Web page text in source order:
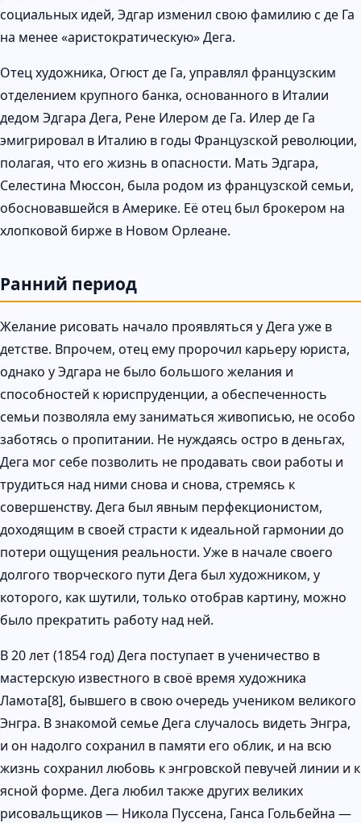
социальных идей, Эдгар изменил свою фамилию с де Га
на менее «аристократическую» Дега.
Отец художника, Огюст де Га, управлял французским
отделением крупного банка, основанного в Италии
дедом Эдгара Дега, Рене Илером де Га. Илер де Га
эмигрировал в Италию в годы Французской революции,
полагая, что его жизнь в опасности. Мать Эдгара,
Селестина Мюссон, была родом из французской семьи,
обосновавшейся в Америке. Её отец был брокером на
хлопковой бирже в Новом Орлеане.
Ранний период
Желание рисовать начало проявляться у Дега уже в
детстве. Впрочем, отец ему пророчил карьеру юриста,
однако у Эдгара не было большого желания и
способностей к юриспруденции, а обеспеченность
семьи позволяла ему заниматься живописью, не особо
заботясь о пропитании. Не нуждаясь остро в деньгах,
Дега мог себе позволить не продавать свои работы и
трудиться над ними снова и снова, стремясь к
совершенству. Дега был явным перфекционистом,
доходящим в своей страсти к идеальной гармонии до
потери ощущения реальности. Уже в начале своего
долгого творческого пути Дега был художником, у
которого, как шутили, только отобрав картину, можно
было прекратить работу над ней.
В 20 лет (1854 год) Дега поступает в ученичество в
мастерскую известного в своё время художника
Ламота[8], бывшего в свою очередь учеником великого
Энгра. В знакомой семье Дега случалось видеть Энгра,
и он надолго сохранил в памяти его облик, и на всю
жизнь сохранил любовь к энгровской певучей линии и к
ясной форме. Дега любил также других великих
рисовальщиков — Никола Пуссена, Ганса Гольбейна —